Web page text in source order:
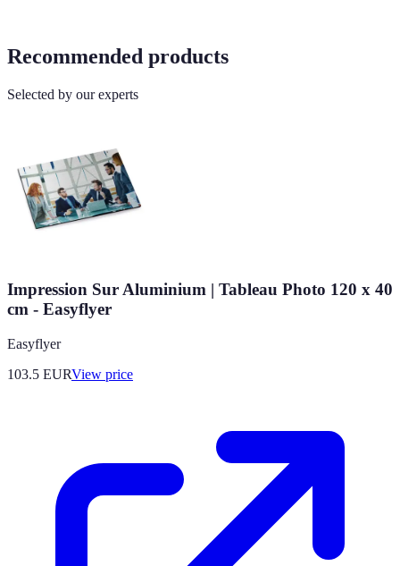
Recommended products
Selected by our experts
Impression Sur Aluminium | Tableau Photo 120 x 40
cm - Easyflyer
Easyflyer
103.5 EURView price